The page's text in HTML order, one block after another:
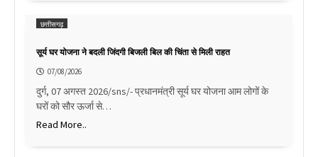
छत्तीसगढ़
सूर्य घर योजना ने बदली जिंदगी बिजली बिल की चिंता से मिली राहत
07/08/2026
दुर्ग, 07 अगस्त 2026/sns/- प्रधानमंत्री सूर्य घर योजना आम लोगों के
घरों को सौर ऊर्जा से…
Read More..